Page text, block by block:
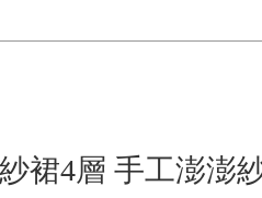
裙4層 手工澎澎